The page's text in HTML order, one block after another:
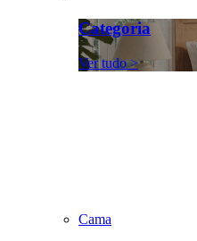
Categoria
Ver tudo >
Cama